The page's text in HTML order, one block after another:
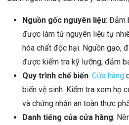
Nguồn gốc nguyên liệu: Đảm
được làm từ nguyên liệu tự
hóa chất độc hại. Nguồn gạo,
được kiểm tra kỹ lưỡng, đảm
Quy trình chế biến: Cửa hàng
biến vệ sinh. Kiểm tra xem họ
và chứng nhận an toàn thực
Danh tiếng của cửa hàng: